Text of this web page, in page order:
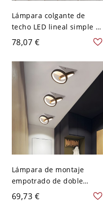
Lámpara colgante de
techo LED lineal simple de
metal con 3 cabezas en
negro, luz blanca para
sala de estar sobre mesa
78,07 €
Lámpara de montaje
empotrado de doble
anillo, acrílico modernista
con iluminación LED en
69,73 €